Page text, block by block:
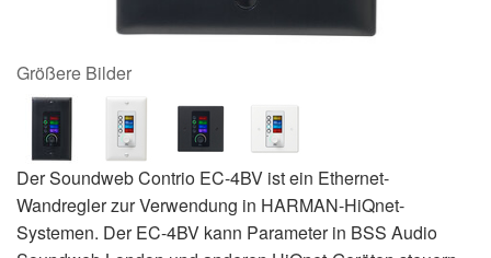
Größere Bilder
Der Soundweb Contrio EC-4BV ist ein Ethernet-
Wandregler zur Verwendung in HARMAN-HiQnet-
Systemen. Der EC-4BV kann Parameter in BSS Audio